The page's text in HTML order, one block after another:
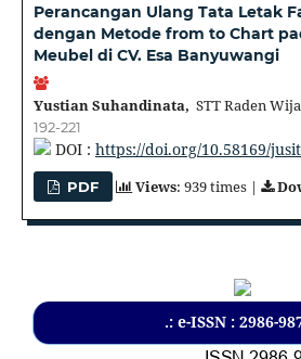
Perancangan Ulang Tata Letak
dengan Metode from to Chart
Meubel di CV. Esa Banyuwangi
Yustian Suhandinata, STT Raden
192-221
DOI : https://doi.org/10.58169/
PDF Views: 939 times |
.: e-ISSN : 2986-